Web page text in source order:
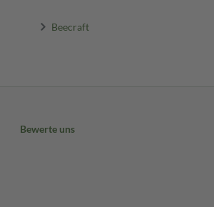
Beecraft
Bewerte uns